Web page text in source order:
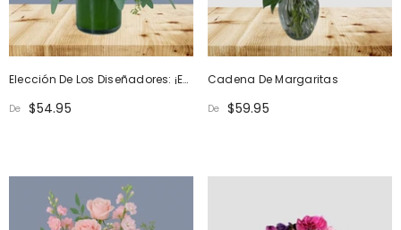
Elección De Los Diseñadores: ¡es
Un Niño!
De $54.95
Cadena De Margaritas
De $59.95